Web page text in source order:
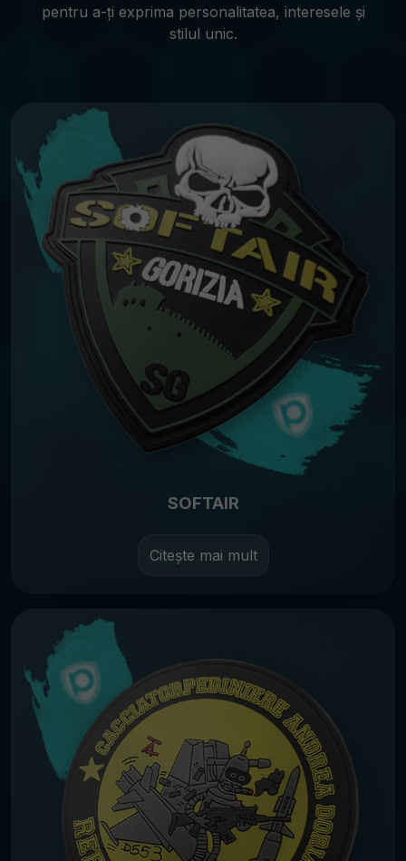
pentru a-ți exprima personalitatea, interesele și
stilul unic.
SOFTAIR
Citește mai mult